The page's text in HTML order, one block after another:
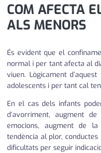
COM AFECTA
ALS MENORS
És evident que el
normal i per tant afecta al
viuen. Lògicament
adolescents i per tant cal
En el cas dels infants
d’avorriment, augment
emocions, augment de
tendència al plor, conductes
dificultats per seguir